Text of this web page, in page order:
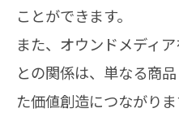
ことができます。
また、オウンドメディ
との関係は、単なる商
た価値創造につながり